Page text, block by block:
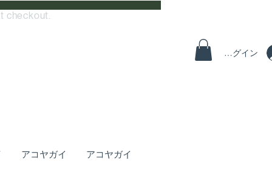
checkout.
ログイン
アコヤガイ アコヤガイ